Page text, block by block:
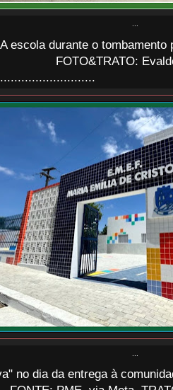
escola durante o
FOTO&TRATO:
no dia da entrega à